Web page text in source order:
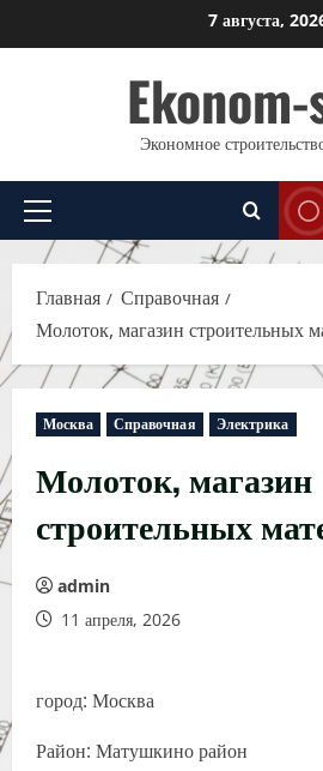
к
7 августа,
Экономное
Основное
меню
Главная
Справочная
Молоток, магазин строительных
Москва Справочная Электрика
Молоток, магазин
строительных
admin
11 апреля, 2026
город: Москва
Район: Матушкино район